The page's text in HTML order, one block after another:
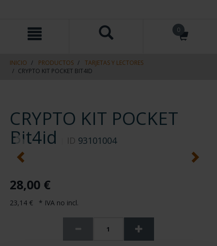
contenido
navegacin
0
INICIO PRODUCTOS
TARJETAS Y LECTORES
CRYPTO KIT POCKET BIT4ID
CRYPTO KIT POCKET
Bit4id ID 93101004
28,00 €
23,14 € * IVA no incl.